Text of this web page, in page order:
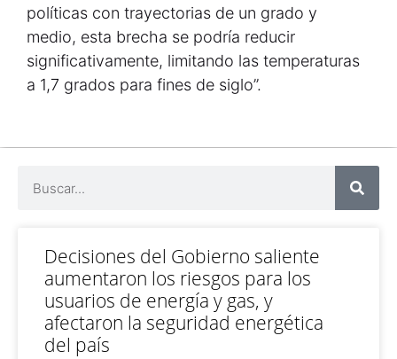
políticas con trayectorias de un grado y
medio, esta brecha se podría reducir
significativamente, limitando las temperaturas
a 1,7 grados para fines de siglo”.
Decisiones del Gobierno saliente
aumentaron los riesgos para los
usuarios de energía y gas, y
afectaron la seguridad energética
del país